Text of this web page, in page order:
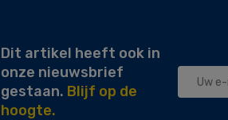
Dit artikel heeft ook in
onze nieuwsbrief
gestaan. Blijf op de
hoogte.